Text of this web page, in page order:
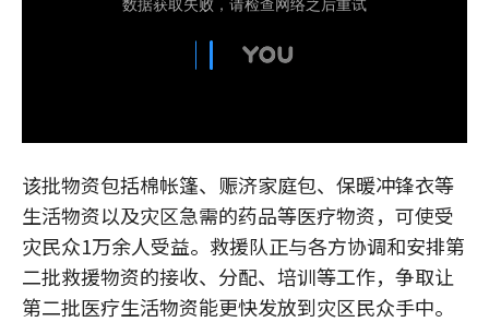
该批物资包括棉帐篷、赈济家庭包、保暖冲锋衣等
生活物资以及灾区急需的药品等医疗物资，可使受
灾民众1万余人受益。救援队正与各方协调和安排第
二批救援物资的接收、分配、培训等工作，争取让
第二批医疗生活物资能更快发放到灾区民众手中。